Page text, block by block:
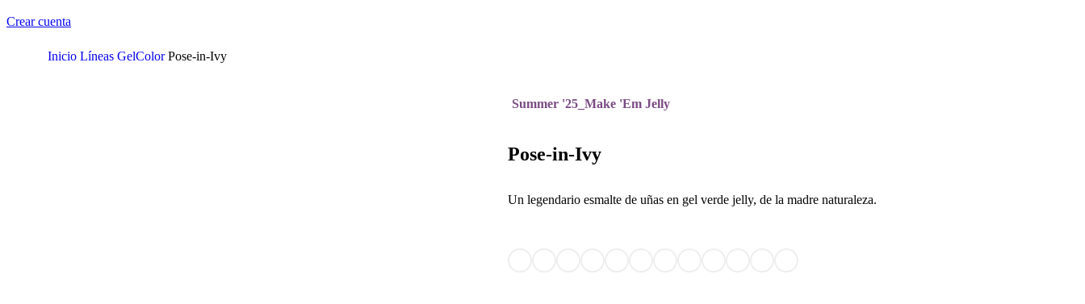
Crear cuenta
Inicio Líneas GelColorPose-in-Ivy
Summer '25_Make 'Em Jelly
Pose-in-Ivy
Un legendario esmalte de uñas en gel verde jelly, de la madre naturaleza.